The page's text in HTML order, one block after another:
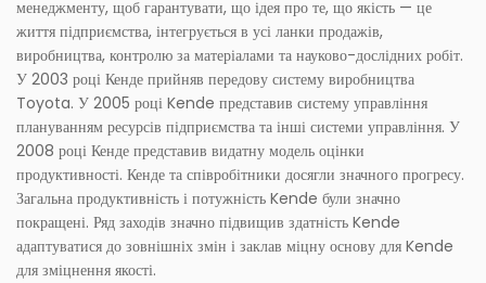
менеджменту, щоб гарантувати, що ідея про те, що якість — це
життя підприємства, інтегрується в усі ланки продажів,
виробництва, контролю за матеріалами та науково-дослідних робіт.
У 2003 році Кенде прийняв передову систему виробництва
Toyota. У 2005 році Kende представив систему управління
плануванням ресурсів підприємства та інші системи управління. У
2008 році Кенде представив видатну модель оцінки
продуктивності. Кенде та співробітники досягли значного прогресу.
Загальна продуктивність і потужність Kende були значно
покращені. Ряд заходів значно підвищив здатність Kende
адаптуватися до зовнішніх змін і заклав міцну основу для Kende
для зміцнення якості.